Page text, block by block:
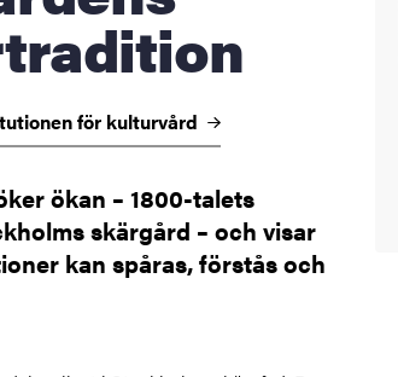
för kulturvård
ökan – 1800-talets
skärgård – och visar
kan spåras, förstås och